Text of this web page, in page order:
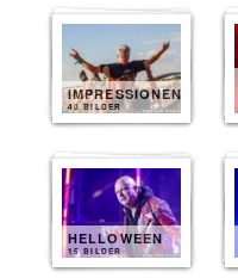
IMPRESSIONEN
40 BILDER
HELLOWEEN
15 BILDER